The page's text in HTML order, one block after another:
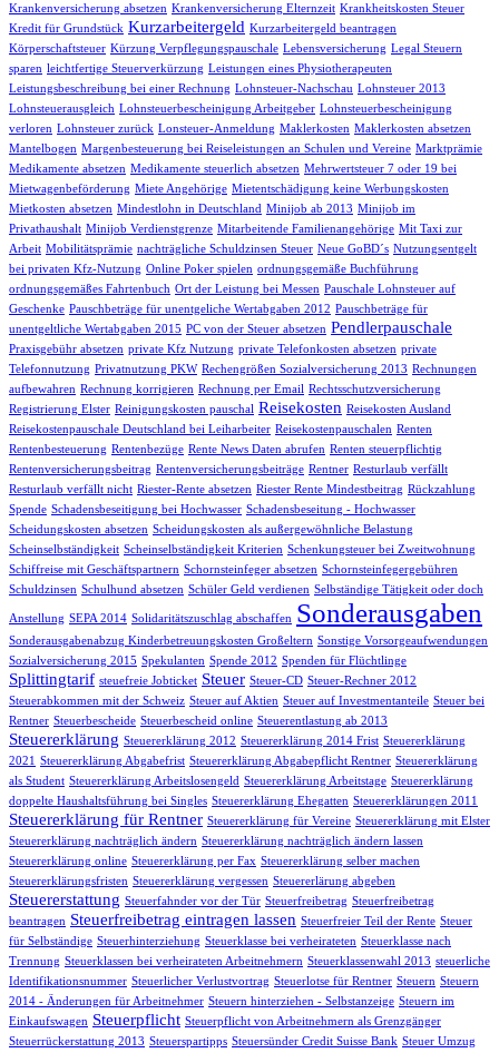
Krankenversicherung absetzen Krankenversicherung Elternzeit Krankheitskosten Steuer
Kredit für Grundstück Kurzarbeitergeld Kurzarbeitergeld beantragen
Körperschaftsteuer Kürzung Verpflegungspauschale Lebensversicherung Legal Steuern
sparen leichtfertige Steuerverkürzung Leistungen eines Physiotherapeuten
Leistungsbeschreibung bei einer Rechnung Lohnsteuer-Nachschau Lohnsteuer 2013
Lohnsteuerausgleich Lohnsteuerbescheinigung Arbeitgeber Lohnsteuerbescheinigung
verloren Lohnsteuer zurück Lonsteuer-Anmeldung Maklerkosten Maklerkosten absetzen
Mantelbogen Margenbesteuerung bei Reiseleistungen an Schulen und Vereine Marktprämie
Medikamente absetzen Medikamente steuerlich absetzen Mehrwertsteuer 7 oder 19 bei
Mietwagenbeförderung Miete Angehörige Mietentschädigung keine Werbungskosten
Mietkosten absetzen Mindestlohn in Deutschland Minijob ab 2013 Minijob im
Privathaushalt Minijob Verdienstgrenze Mitarbeitende Familienangehörige Mit Taxi zur
Arbeit Mobilitätsprämie nachträgliche Schuldzinsen Steuer Neue GoBD´s Nutzungsentgelt
bei privaten Kfz-Nutzung Online Poker spielen ordnungsgemäße Buchführung
ordnungsgemäßes Fahrtenbuch Ort der Leistung bei Messen Pauschale Lohnsteuer auf
Geschenke Pauschbeträge für unentgeliche Wertabgaben 2012 Pauschbeträge für
unentgeltliche Wertabgaben 2015 PC von der Steuer absetzen Pendlerpauschale
Praxisgebühr absetzen private Kfz Nutzung private Telefonkosten absetzen private
Telefonnutzung Privatnutzung PKW Rechengrößen Sozialversicherung 2013 Rechnungen
aufbewahren Rechnung korrigieren Rechnung per Email Rechtsschutzversicherung
Registrierung Elster Reinigungskosten pauschal Reisekosten Reisekosten Ausland
Reisekostenpauschale Deutschland bei Leiharbeiter Reisekostenpauschalen Renten
Rentenbesteuerung Rentenbezüge Rente News Daten abrufen Renten steuerpflichtig
Rentenversicherungsbeitrag Rentenversicherungsbeiträge Rentner Resturlaub verfällt
Resturlaub verfällt nicht Riester-Rente absetzen Riester Rente Mindestbeitrag Rückzahlung
Spende Schadensbeseitigung bei Hochwasser Schadensbeseitung - Hochwasser
Scheidungskosten absetzen Scheidungskosten als außergewöhnliche Belastung
Scheinselbständigkeit Scheinselbständigkeit Kriterien Schenkungsteuer bei Zweitwohnung
Schiffreise mit Geschäftspartnern Schornsteinfeger absetzen Schornsteinfegergebühren
Schuldzinsen Schulhund absetzen Schüler Geld verdienen Selbständige Tätigkeit oder doch
Anstellung SEPA 2014 Solidaritätszuschlag abschaffen Sonderausgaben
Sonderausgabenabzug Kinderbetreuungskosten Großeltern Sonstige Vorsorgeaufwendungen
Sozialversicherung 2015 Spekulanten Spende 2012 Spenden für Flüchtlinge
Splittingtarif steuefreie Jobticket Steuer Steuer-CD Steuer-Rechner 2012
Steuerabkommen mit der Schweiz Steuer auf Aktien Steuer auf Investmentanteile Steuer bei
Rentner Steuerbescheide Steuerbescheid online Steuerentlastung ab 2013
Steuererklärung Steuererklärung 2012 Steuererklärung 2014 Frist Steuererklärung
2021
Steuererklärung Abgabefrist Steuererklärung Abgabepflicht Rentner Steuererklärung
als Student Steuererklärung Arbeitslosengeld Steuererklärung Arbeitstage Steuererklärung
doppelte Haushaltsführung bei Singles Steuererklärung Ehegatten Steuererklärungen 2011
Steuererklärung für Rentner Steuererklärung für Vereine Steuererklärung mit Elster
Steuererklärung nachträglich ändern Steuererklärung nachträglich ändern lassen
Steuererklärung online Steuererklärung per Fax Steuererklärung selber machen
Steuererklärungsfristen Steuererklärung vergessen Steuererlärung abgeben
Steuererstattung Steuerfahnder vor der Tür Steuerfreibetrag Steuerfreibetrag
beantragen Steuerfreibetrag eintragen lassen Steuerfreier Teil der Rente Steuer
für Selbständige Steuerhinterziehung Steuerklasse bei verheirateten Steuerklasse nach
Trennung Steuerklassen bei verheirateten Arbeitnehmern Steuerklassenwahl 2013 steuerliche
Identifikationsnummer Steuerlicher Verlustvortrag Steuerlotse für Rentner Steuern Steuern
2014 - Änderungen für Arbeitnehmer Steuern hinterziehen - Selbstanzeige Steuern im
Einkaufswagen Steuerpflicht Steuerpflicht von Arbeitnehmern als Grenzgänger
Steuerrückerstattung 2013 Steuerspartipps Steuersünder Credit Suisse Bank Steuer Umzug